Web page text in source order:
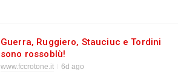
Guerra, Ruggiero, Stauciuc e Tordini
sono rossoblù!
www.fccrotone.it 6d ago